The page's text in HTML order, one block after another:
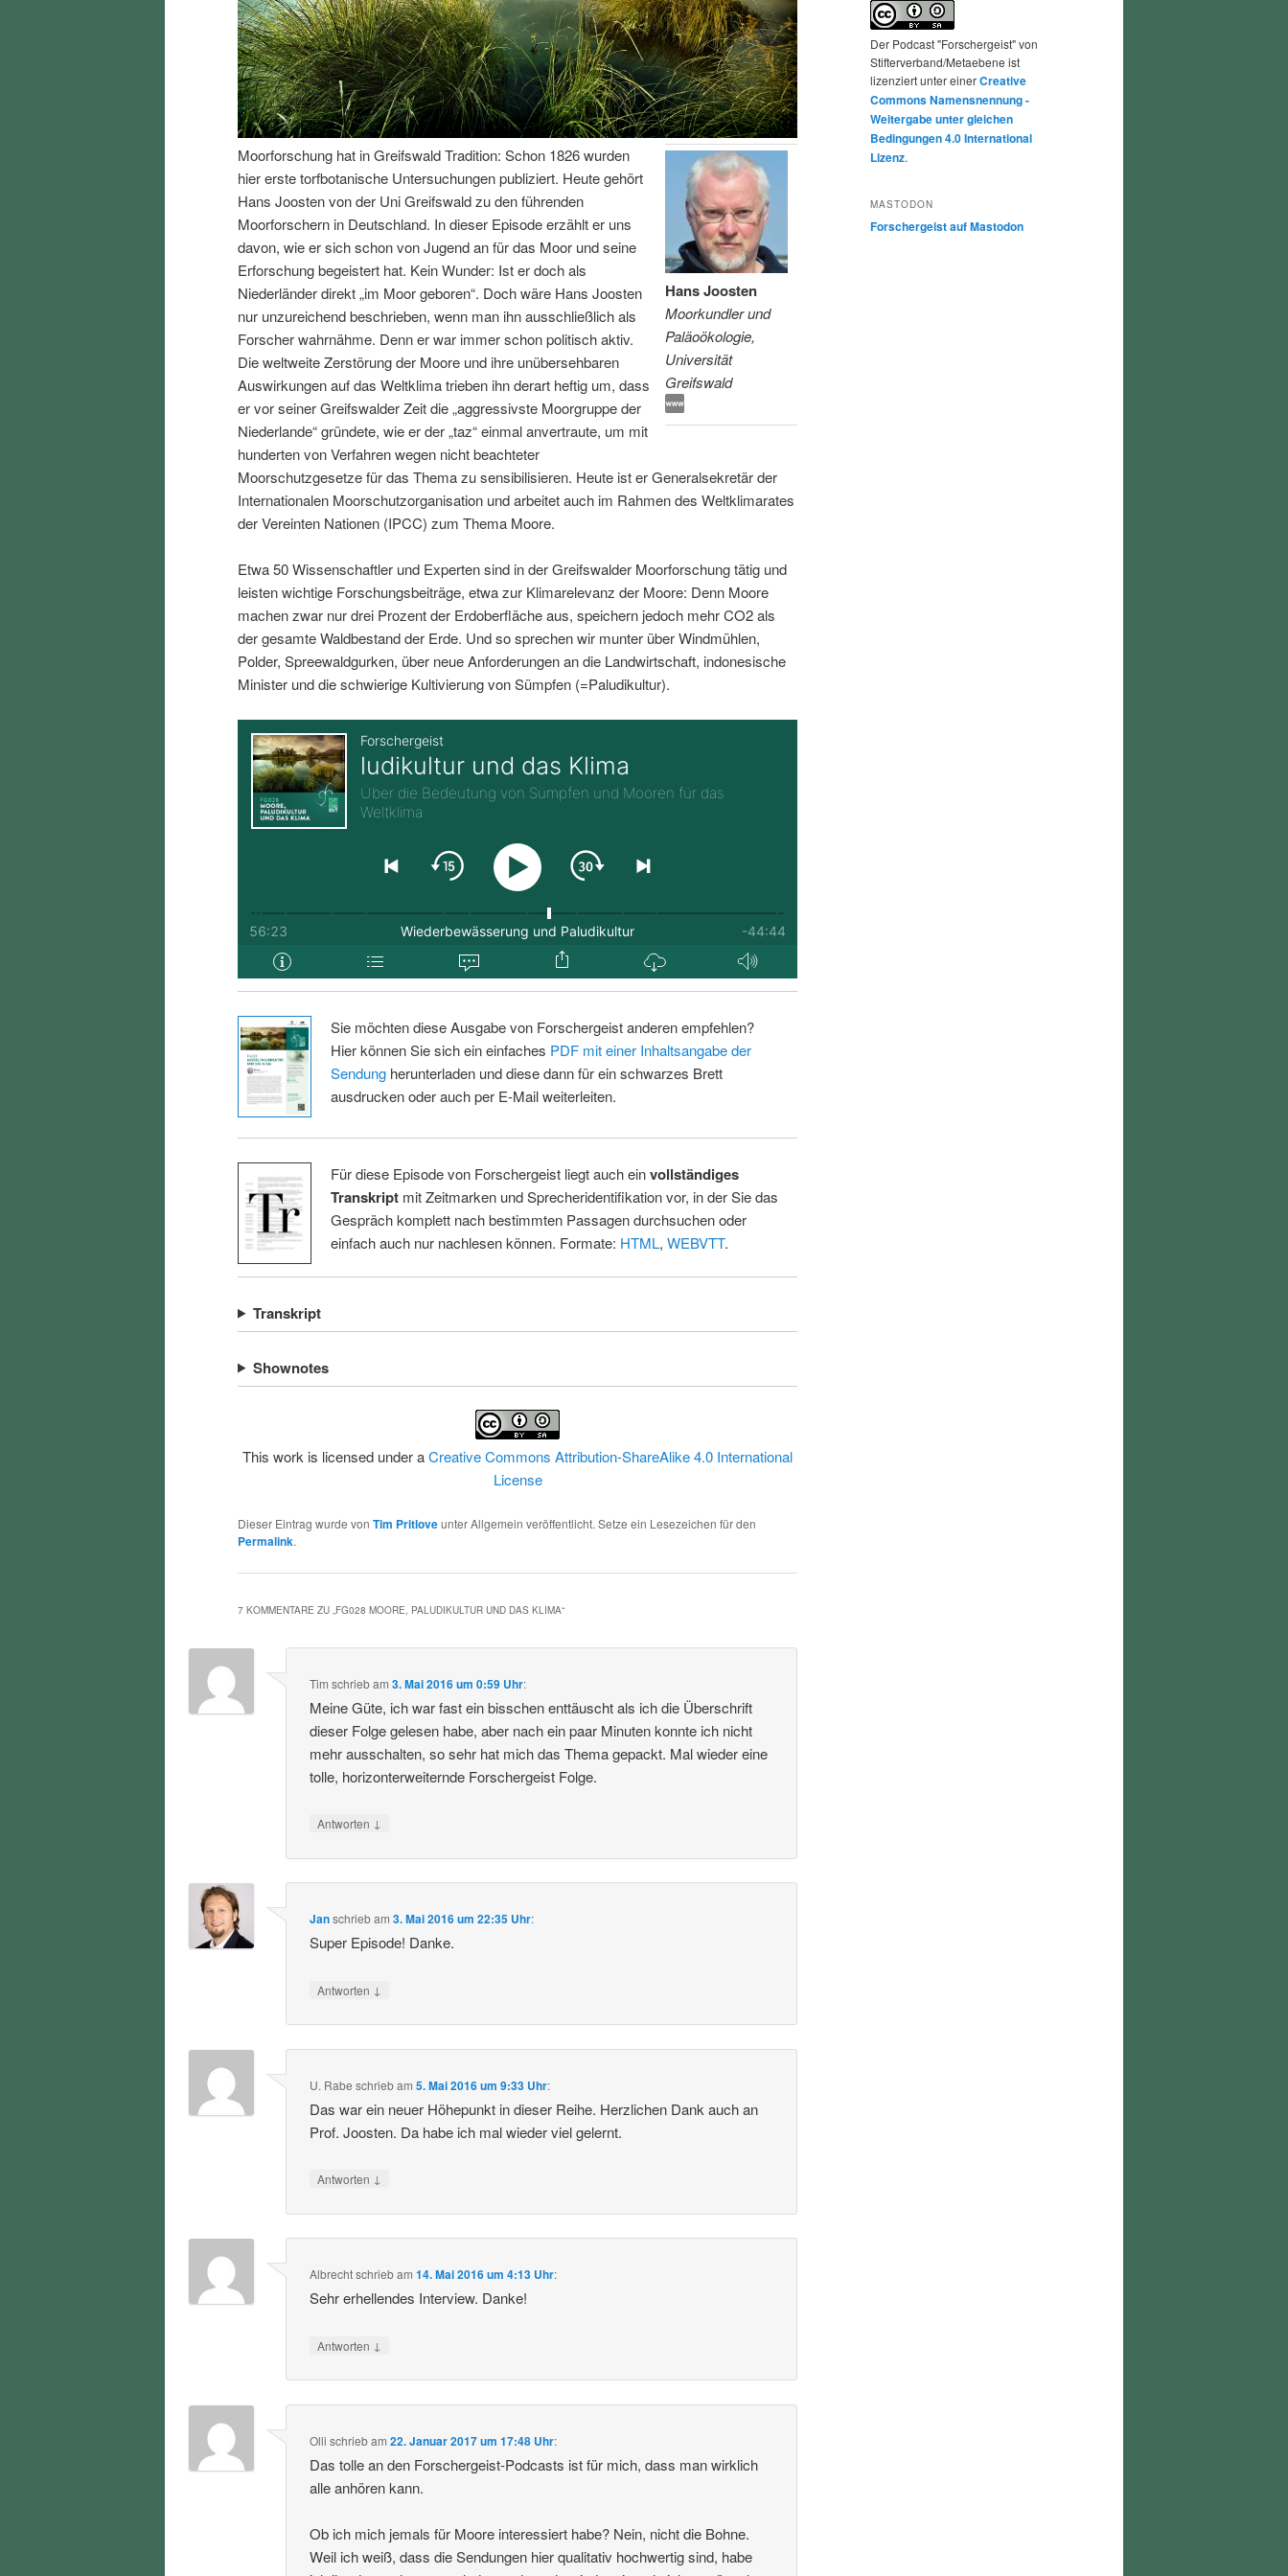
I
n
h
a
t
r
i
n
e
n
e
n
I
n
a
s
p
r
n
g
e
n
Hans Joosten
Moorkundler und
Paläoökologie,
Universität
Greifswald
Moorforschung hat in Greifswald Tradition: Schon 1826 wurden
hier erste torfbotanische Untersuchungen publiziert. Heute gehört
Hans Joosten von der Uni Greifswald zu den führenden
Moorforschern in Deutschland. In dieser Episode erzählt er uns
davon, wie er sich schon von Jugend an für das Moor und seine
Erforschung begeistert hat. Kein Wunder: Ist er doch als
Niederländer direkt „im Moor geboren“. Doch wäre Hans Joosten
nur unzureichend beschrieben, wenn man ihn ausschließlich als
Forscher wahrnähme. Denn er war immer schon politisch aktiv.
Die weltweite Zerstörung der Moore und ihre unübersehbaren
Auswirkungen auf das Weltklima trieben ihn derart heftig um, dass
er vor seiner Greifswalder Zeit die „aggressivste Moorgruppe der
Niederlande“ gründete, wie er der „taz“ einmal anvertraute, um mit
hunderten von Verfahren wegen nicht beachteter
Moorschutzgesetze für das Thema zu sensibilisieren. Heute ist er Generalsekretär der
Internationalen Moorschutzorganisation und arbeitet auch im Rahmen des Weltklimarates
der Vereinten Nationen (IPCC) zum Thema Moore.
Etwa 50 Wissenschaftler und Experten sind in der Greifswalder Moorforschung tätig und
leisten wichtige Forschungsbeiträge, etwa zur Klimarelevanz der Moore: Denn Moore
machen zwar nur drei Prozent der Erdoberfläche aus, speichern jedoch mehr CO2 als
der gesamte Waldbestand der Erde. Und so sprechen wir munter über Windmühlen,
Polder, Spreewaldgurken, über neue Anforderungen an die Landwirtschaft, indonesische
Minister und die schwierige Kultivierung von Sümpfen (=Paludikultur).
Sie möchten diese Ausgabe von Forschergeist anderen empfehlen?
Hier können Sie sich ein einfaches PDF mit einer Inhaltsangabe der
Sendungherunterladen und diese dann für ein schwarzes Brett
ausdrucken oder auch per E-Mail weiterleiten.
Für diese Episode von Forschergeist liegt auch einvollständiges
Transkriptmit Zeitmarken und Sprecheridentifikation vor, in der Sie das
Gespräch komplett nach bestimmten Passagen durchsuchen oder
einfach auch nur nachlesen können. Formate: HTML, WEBVTT.
Transkript
Shownotes
This work is licensed under aCreative Commons Attribution-ShareAlike 4.0 International
License
Dieser Eintrag wurde von Tim Pritloveunter Allgemein veröffentlicht. Setze ein Lesezeichen für den
Permalink.
7 KOMMENTARE ZU „ FG028 MOORE, PALUDIKULTUR UND DAS KLIMA“
Tim schriebam3. Mai 2016 um 0:59 Uhr:
Meine Güte, ich war fast ein bisschen enttäuscht als ich die Überschrift
dieser Folge gelesen habe, aber nach ein paar Minuten konnte ich nicht
mehr ausschalten, so sehr hat mich das Thema gepackt. Mal wieder eine
tolle, horizonterweiternde Forschergeist Folge.
Antworten ↓
Janschriebam3. Mai 2016 um 22:35 Uhr:
Super Episode! Danke.
Antworten ↓
U. Rabe schriebam5. Mai 2016 um 9:33 Uhr:
Das war ein neuer Höhepunkt in dieser Reihe. Herzlichen Dank auch an
Prof. Joosten. Da habe ich mal wieder viel gelernt.
Antworten ↓
Albrechtschriebam14. Mai 2016 um 4:13 Uhr:
Sehr erhellendes Interview. Danke!
Antworten ↓
Olli schriebam22. Januar 2017 um 17:48 Uhr:
Das tolle an den Forschergeist-Podcasts ist für mich, dass man wirklich
alle anhören kann.
Ob ich mich jemals für Moore interessiert habe? Nein, nicht die Bohne.
Weil ich weiß, dass die Sendungen hier qualitativ hochwertig sind, habe
Der Podcast "Forschergeist" von
Stifterverband/Metaebene ist
lizenziert unter einerCreative
Commons Namensnennung -
Weitergabe unter gleichen
Bedingungen 4.0 International
Lizenz.
MASTODON
Forschergeist auf Mastodon